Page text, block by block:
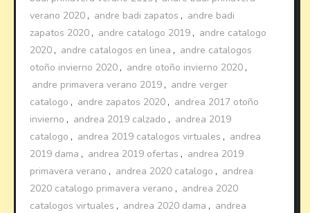
verano 2020 , andre badi zapatos , andre badi
zapatos 2020 , andre catalogo 2019 , andre catalogo
2020 , andre catalogos en linea , andre catalogos
otoño invierno 2020 , andre otoño invierno 2020 ,
andre primavera verano 2019 , andre verger
catalogo , andre zapatos 2020 , andrea 2017 otoño
invierno , andrea 2019 calzado , andrea 2019
catalogo , andrea 2019 catalogos virtuales , andrea
2019 dama , andrea 2019 ofertas , andrea 2019
primavera verano , andrea 2020 catalogo , andrea
2020 catalogo primavera verano , andrea 2020
catalogos virtuales , andrea 2020 dama , andrea